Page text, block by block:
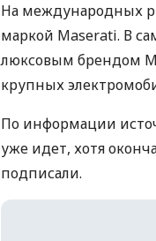
На международных
маркой Maserati. В
люксовым брендом
крупных
По информации
уже идет, хотя
подписали.